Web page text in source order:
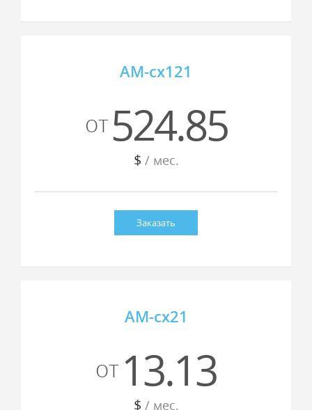
AM-cx121
от524.85
$ / мес.
Заказать
AM-cx21
от 13.13
$ / мес.